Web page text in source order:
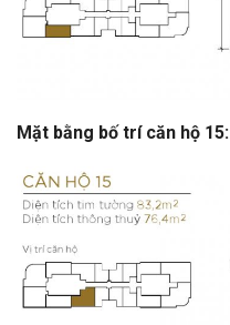
Mặt bằng bố trí căn hộ 15: